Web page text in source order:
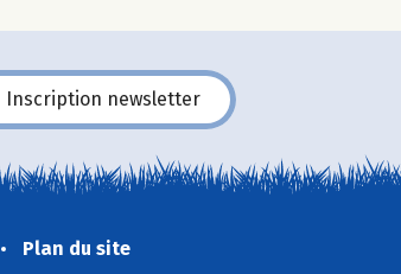
Inscription newsletter
Plan du site